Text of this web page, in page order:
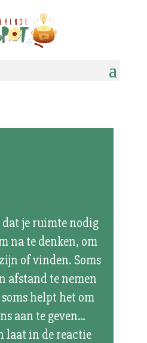
dat je ruimte nodig
na te denken, om
of vinden. Soms
afstand te nemen
helpt het om
aan te geven…
laat in de reactie